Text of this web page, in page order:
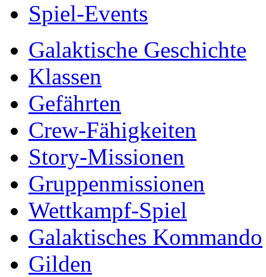
Spiel-Events
Galaktische Geschichte
Klassen
Gefährten
Crew-Fähigkeiten
Story-Missionen
Gruppenmissionen
Wettkampf-Spiel
Galaktisches Kommando
Gilden